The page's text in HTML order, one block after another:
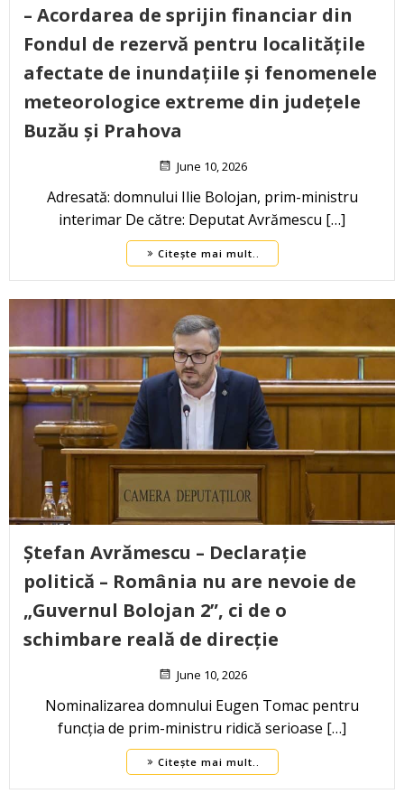
– Acordarea de sprijin financiar din
Fondul de rezervă pentru localitățile
afectate de inundațiile și fenomenele
meteorologice extreme din județele
Buzău și Prahova
June 10, 2026
Adresată: domnului Ilie Bolojan, prim-ministru
interimar De către: Deputat Avrămescu […]
Citește mai mult..
Ștefan Avrămescu – Declarație
politică – România nu are nevoie de
„Guvernul Bolojan 2”, ci de o
schimbare reală de direcție
June 10, 2026
Nominalizarea domnului Eugen Tomac pentru
funcția de prim-ministru ridică serioase […]
Citește mai mult..